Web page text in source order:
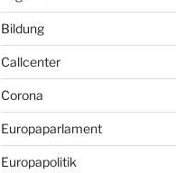
Bildung
Callcenter
Corona
Europaparlament
Europapolitik